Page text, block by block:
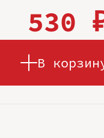
530
В